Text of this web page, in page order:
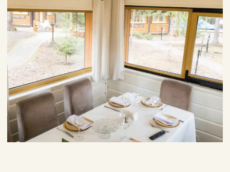
ГУСАРСКИЙ
Если вы ищете комфортное место для отдыха в
кругу близких, Домик «Гусарский» именно для вас!
Этот уютный дом рассчитан на 6 персон, создавая